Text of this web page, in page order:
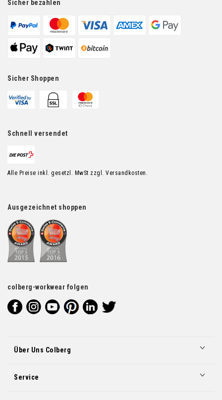
Sicher bezahlen
Sicher Shoppen
Schnell versendet
Alle Preise inkl. gesetzl. MwSt zzgl. Versandkosten.
Ausgezeichnet shoppen
colberg-workwear folgen
Über Uns Colberg
Service